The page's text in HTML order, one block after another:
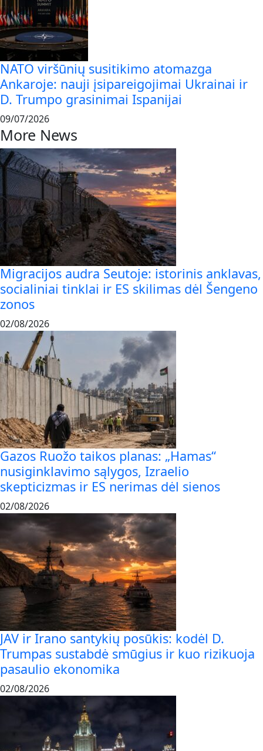
NATO viršūnių susitikimo atomazga
Ankaroje: nauji įsipareigojimai Ukrainai ir
D. Trumpo grasinimai Ispanijai
09/07/2026
More News
Migracijos audra Seutoje: istorinis anklavas,
socialiniai tinklai ir ES skilimas dėl Šengeno
zonos
02/08/2026
Gazos Ruožo taikos planas: „Hamas“
nusiginklavimo sąlygos, Izraelio
skepticizmas ir ES nerimas dėl sienos
02/08/2026
JAV ir Irano santykių posūkis: kodėl D.
Trumpas sustabdė smūgius ir kuo rizikuoja
pasaulio ekonomika
02/08/2026